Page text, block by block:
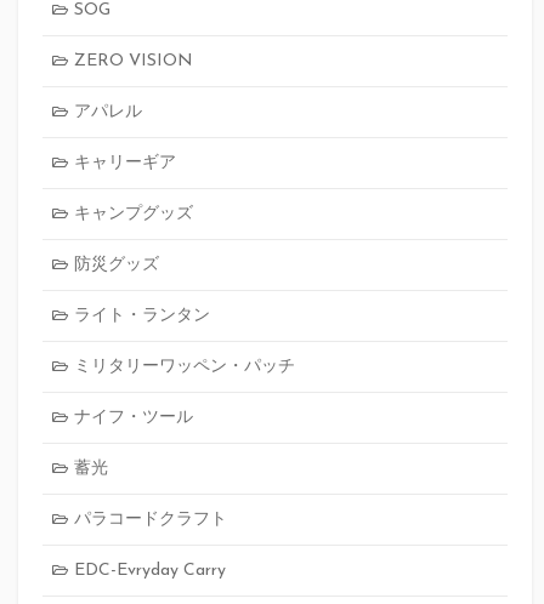
SOG
ZERO VISION
アパレル
キャリーギア
キャンプグッズ
防災グッズ
ライト・ランタン
ミリタリーワッペン・パッチ
ナイフ・ツール
蓄光
パラコードクラフト
EDC-Evryday Carry